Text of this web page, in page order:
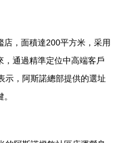
，面積達200平方米，采用
通過精準定位中高端客戶
示，阿斯諾總部提供的選址